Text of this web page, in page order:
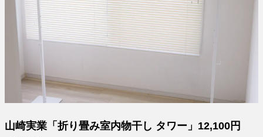
山崎実業「折り畳み室内物干し タワー」12,100円